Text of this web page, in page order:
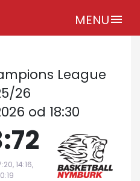
MENUmenu
League
26
od 18:30
14:16,